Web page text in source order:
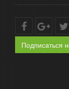
Подписаться